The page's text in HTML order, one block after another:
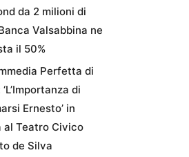
da 2 milioni di
Valsabbina ne
il 50%
Perfetta di
di
Ernesto’ in
al Teatro Civico
de Silva